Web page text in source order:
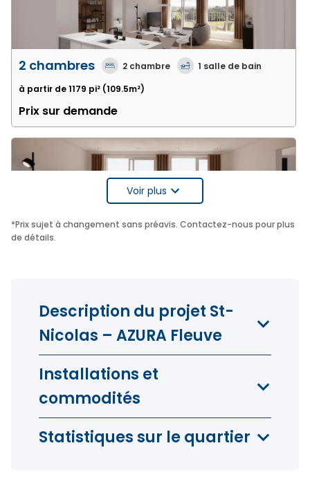
2 chambres 2 chambre 1 salle de bain
à partir de 1179 pi² (109.5m²)
Prix sur demande
3 chambres
Penthouses
à partir de 1635 pi²(151.9m²)
Voir plus
*Prix sujet à changement sans préavis. Contactez-nous pour plus
de détails.
Description du projet St-
Nicolas – AZURA Fleuve
Installations et
commodités
Statistiques sur le quartier